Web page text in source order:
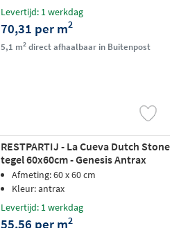
Levertijd: 1 werkdag
70,31 per m2
5,1 m2direct afhaalbaar in Buitenpost
RESTPARTIJ - La Cueva Dutch Stone
tegel 60x60cm - Genesis Antrax
Afmeting: 60 x 60 cm
Kleur: antrax
Levertijd: 1 werkdag
55,56 per m2